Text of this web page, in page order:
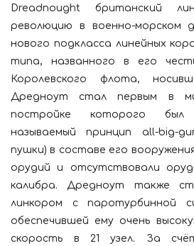
Dreadnought британский
революцию в военно-морском
нового подкласса линейных
типа, названного в его
Королевского флота,
Дредноут стал первым в
постройке которого был
называемый принцип all-big-
пушки) в составе его
орудий и отсутствовали
калибра. Дредноут также
линкором с паротурбинной
обеспечившей ему очень
скорость в 21 узел. За